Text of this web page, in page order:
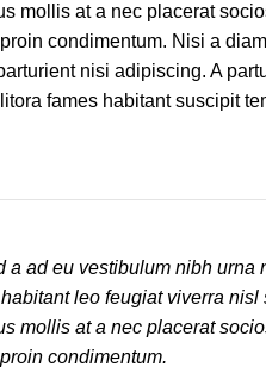
mollis at a nec placerat
condimentum. Nisi a
nisi adipiscing. A
fames habitant suscipit
ad eu vestibulum nibh
leo feugiat viverra
mollis at a nec placerat
condimentum.